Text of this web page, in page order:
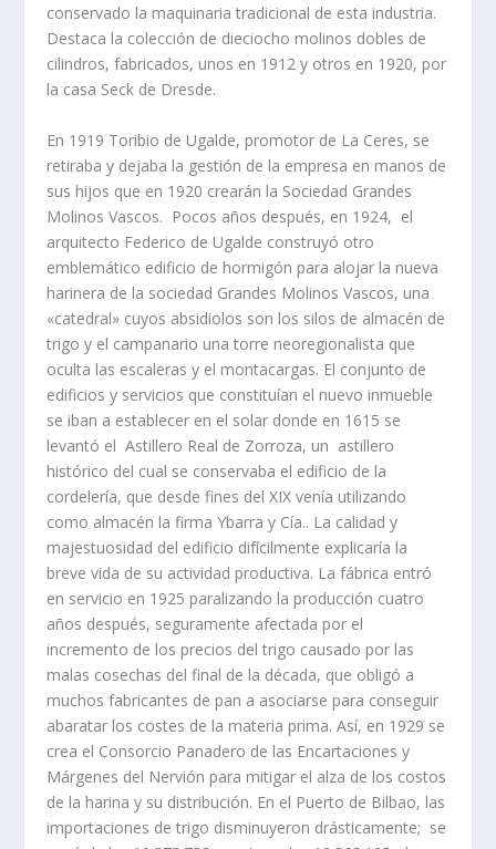
conservado la maquinaria tradicional de esta industria.
Destaca la colección de dieciocho molinos dobles de
cilindros, fabricados, unos en 1912 y otros en 1920, por
la casa Seck de Dresde.
En 1919 Toribio de Ugalde, promotor de La Ceres, se
retiraba y dejaba la gestión de la empresa en manos de
sus hijos que en 1920 crearán la Sociedad Grandes
Molinos Vascos. Pocos años después, en 1924, el
arquitecto Federico de Ugalde construyó otro
emblemático edificio de hormigón para alojar la nueva
harinera de la sociedad Grandes Molinos Vascos, una
«catedral» cuyos absidiolos son los silos de almacén de
trigo y el campanario una torre neoregionalista que
oculta las escaleras y el montacargas. El conjunto de
edificios y servicios que constituí­an el nuevo inmueble
se iban a establecer en el solar donde en 1615 se
levantó el Astillero Real de Zorroza, un astillero
histórico del cual se conservaba el edificio de la
cordelerí­a, que desde fines del XIX vení­a utilizando
como almacén la firma Ybarra y Cí­a.. La calidad y
majestuosidad del edificio difí­cilmente explicarí­a la
breve vida de su actividad productiva. La fábrica entró
en servicio en 1925 paralizando la producción cuatro
años después, seguramente afectada por el
incremento de los precios del trigo causado por las
malas cosechas del final de la década, que obligó a
muchos fabricantes de pan a asociarse para conseguir
abaratar los costes de la materia prima. Así­, en 1929 se
crea el Consorcio Panadero de las Encartaciones y
Márgenes del Nervión para mitigar el alza de los costos
de la harina y su distribución. En el Puerto de Bilbao, las
importaciones de trigo disminuyeron drásticamente; se